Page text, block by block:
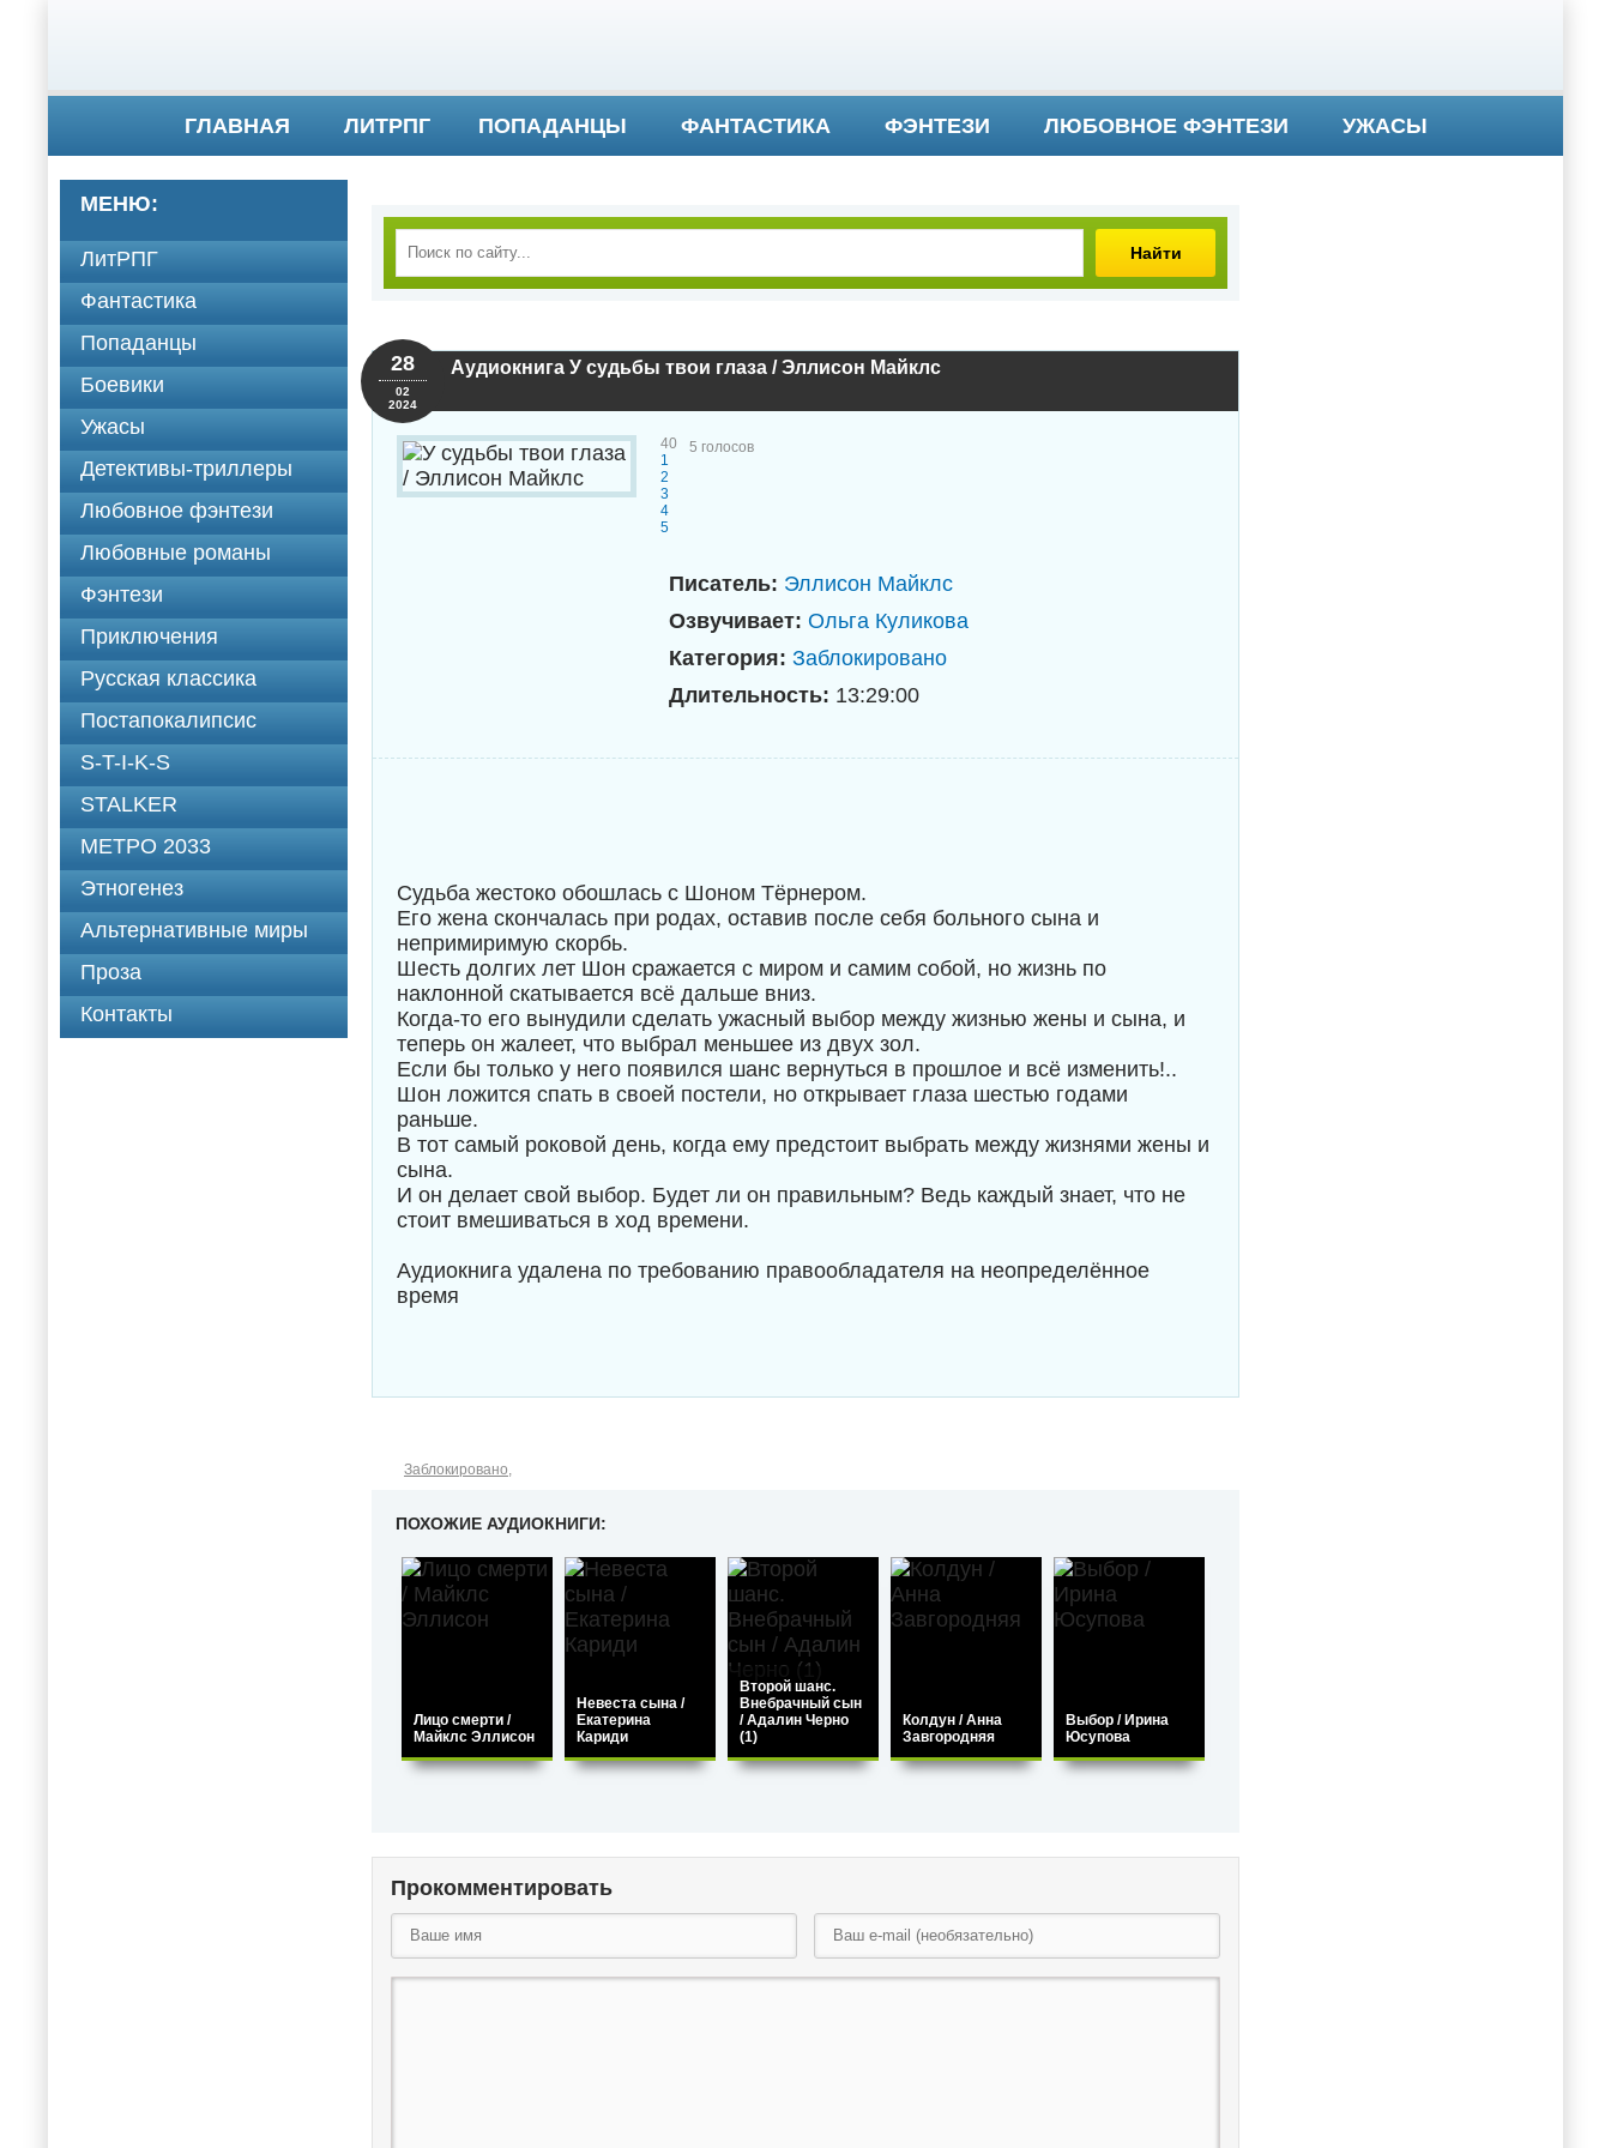
ГЛАВНАЯ ЛИТРПГ ПОПАДАНЦЫ ФАНТАСТИКА ФЭНТЕЗИ ЛЮБОВНОЕ ФЭНТЕЗИ УЖАСЫ
Найти
Аудиокнига У судьбы твои глаза / Эллисон Майклс
28
02
2024
40
1
2
3
4
5
5 голосов
Писатель: Эллисон Майклс
Озвучивает: Ольга Куликова
Категория: Заблокировано
Длительность: 13:29:00
Судьба жестоко обошлась с Шоном Тёрнером.
Его жена скончалась при родах, оставив после себя больного сына и
непримиримую скорбь.
Шесть долгих лет Шон сражается с миром и самим собой, но жизнь по
наклонной скатывается всё дальше вниз.
Когда-то его вынудили сделать ужасный выбор между жизнью жены и сына, и
теперь он жалеет, что выбрал меньшее из двух зол.
Если бы только у него появился шанс вернуться в прошлое и всё изменить!..
Шон ложится спать в своей постели, но открывает глаза шестью годами
раньше.
В тот самый роковой день, когда ему предстоит выбрать между жизнями жены и
сына.
И он делает свой выбор. Будет ли он правильным? Ведь каждый знает, что не
стоит вмешиваться в ход времени.
Аудиокнига удалена по требованию правообладателя на неопределённое
время
Заблокировано,
ПОХОЖИЕ АУДИОКНИГИ:
Лицо смерти /
Майклс Эллисон
Невеста сына /
Екатерина
Кариди
Второй шанс.
Внебрачный сын
/ Адалин Черно
(1)
Колдун / Анна
Завгородняя
Выбор / Ирина
Юсупова
Прокомментировать
МЕНЮ:
ЛитРПГ
Фантастика
Попаданцы
Боевики
Ужасы
Детективы-триллеры
Любовное фэнтези
Любовные романы
Фэнтези
Приключения
Русская классика
Постапокалипсис
S-T-I-K-S
STALKER
МЕТРО 2033
Этногенез
Альтернативные миры
Проза
Контакты